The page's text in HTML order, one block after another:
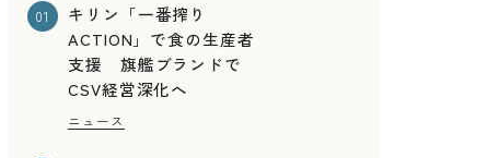
01
キリン「一番搾り
ACTION」で食の生産者
支援 旗艦ブランドで
CSV経営深化へ
ニュース